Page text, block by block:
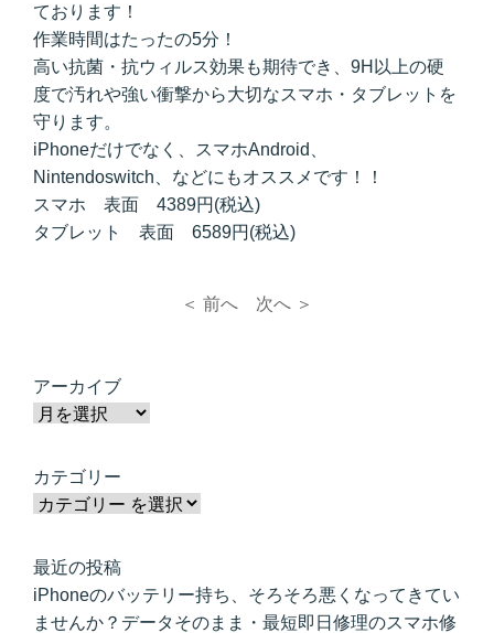
ております！
作業時間はたったの5分！
高い抗菌・抗ウィルス効果も期待でき、9H以上の硬
度で汚れや強い衝撃から大切なスマホ・タブレットを
守ります。
iPhoneだけでなく、スマホAndroid、
Nintendoswitch、などにもオススメです！！
スマホ 表面 4389円(税込)
タブレット 表面 6589円(税込)
＜ 前へ 次へ ＞
アーカイブ
カテゴリー
最近の投稿
iPhoneのバッテリー持ち、そろそろ悪くなってきてい
ませんか？データそのまま・最短即日修理のスマホ修